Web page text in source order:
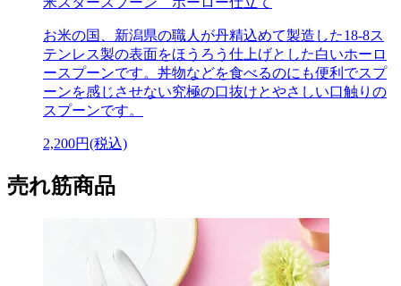
お米の国、新潟県の職人が丹精込めて製造した18-8ス
テンレス製の表面をほうろう仕上げとした白いホーロ
ースプーンです。丼物などを食べるのにも便利でスプ
ーンを感じさせない究極の口抜けとやさしい口触りの
スプーンです。
2,200円(税込)
売れ筋商品